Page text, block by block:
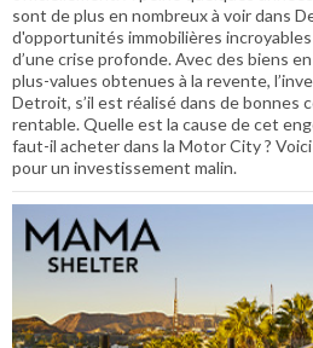
sont de plus en nombreux à voir dans
d'opportunités immobilières
d’une crise profonde. Avec des biens
plus-values obtenues à la revente,
Detroit, s’il est réalisé dans de bonnes
rentable. Quelle est la cause de cet
faut-il acheter dans la Motor City ?
pour un investissement malin.